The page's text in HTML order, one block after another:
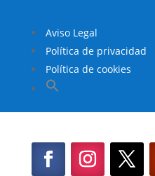
Aviso Legal
Política de privacidad
Política de cookies
Buscar:
Botón de búsqueda